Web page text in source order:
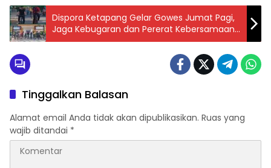
Dispora Ketapang Gelar Gowes Jumat Pagi,
Jaga Kebugaran dan Pererat Kebersamaan
Pegawai
Tinggalkan Balasan
Alamat email Anda tidak akan dipublikasikan. Ruas yang
wajib ditandai *